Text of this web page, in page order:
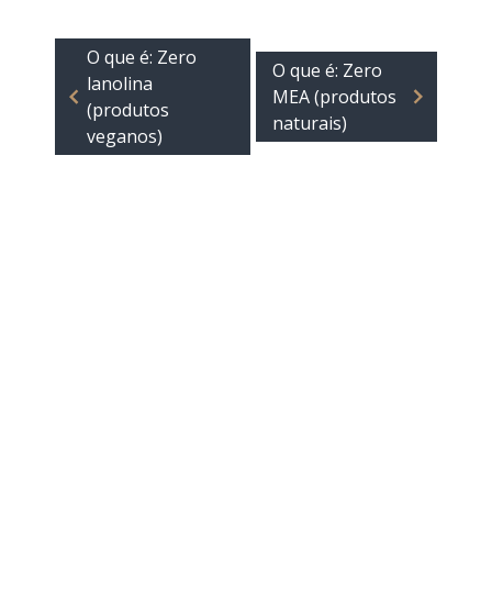
O que é: Zero
lanolina
(produtos
veganos)
O que é: Zero
MEA (produtos
naturais)